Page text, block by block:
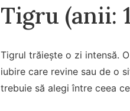
Tigru (anii:
Tigrul trăiește o zi intensă.
iubire care revine sau de o
trebuie să alegi între ceea